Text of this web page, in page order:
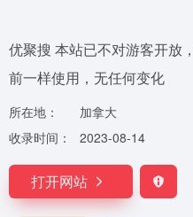
优聚搜 本站已不对游客开放
前一样使用，无任何变化
所在地：
加拿大
收录时间：
2023-08-14
打开网站